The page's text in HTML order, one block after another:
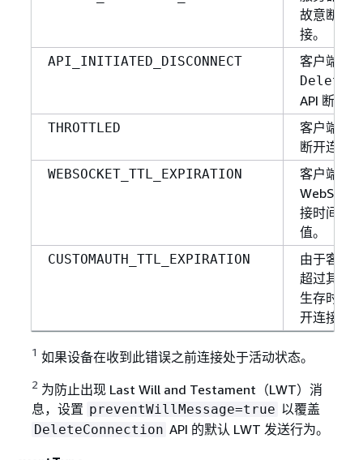
故意断开
接。
API_INITIATED_DISCONNECT 客户端使
API 断开
THROTTLED
客户端由
断开连接
WEBSOCKET_TTL_EXPIRATION
客户端断
接时间超
值。
CUSTOMAUTH_TTL_EXPIRATION
由于客户
超过其自
生存时间
开连接。
1 如果设备在收到此错误之前连接处于活动状态。
2 为防止出现 Last Will and Testament（LWT）消
息，设置 preventWillMessage=true 以覆盖
DeleteConnection API 的默认 LWT 发送行为。